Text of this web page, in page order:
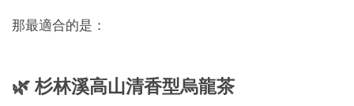
那最適合的是：
🌿 杉林溪高山清香型烏龍茶